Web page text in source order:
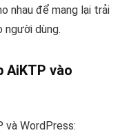
nhau để mang lại trải
người dùng.
AiKTP vào
và WordPress: